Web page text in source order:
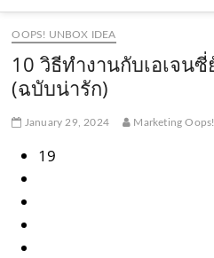
o
o
k
b
e
.
m
e
g
a
k
c
OOPS! UNBOX IDEA
10 วิธีทำงานกับเอเจนซี่
(ฉบับน่ารัก)
January 29, 2024 Marketing Oops!
19